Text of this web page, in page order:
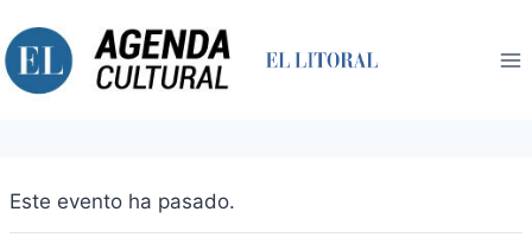
al
contenido
Este evento ha pasado.